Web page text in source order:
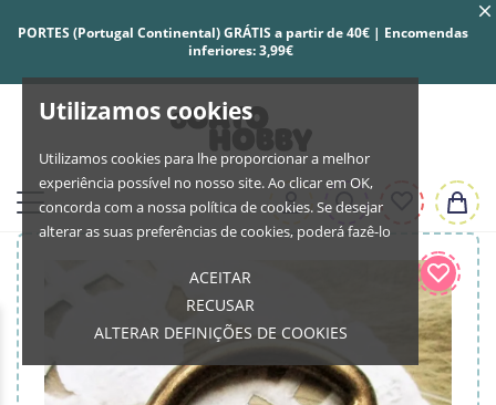
Utilizamos cookies
Utilizamos cookies para lhe proporcionar a melhor
experiência possível no nosso site. Ao clicar em OK,
concorda com a nossa política de cookies. Se desejar
alterar as suas preferências de cookies, poderá fazê-lo
ACEITAR
RECUSAR
ALTERAR DEFINIÇÕES DE COOKIES
PORTES (Portugal Continental) GRÁTIS a partir de 40€ | Encomendas
inferiores: 3,99€